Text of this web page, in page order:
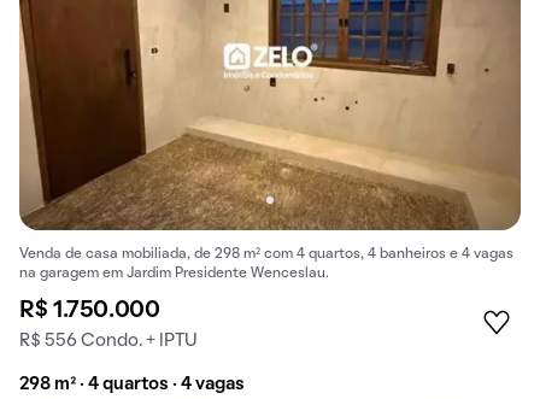
Venda de casa mobiliada, de 298 m² com 4 quartos, 4 banheiros e 4 vagas
na garagem em Jardim Presidente Wenceslau.
R$ 1.750.000
R$ 556 Condo. + IPTU
298 m² · 4 quartos · 4 vagas